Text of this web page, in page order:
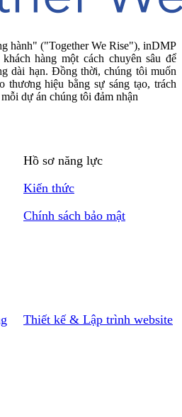
hành" ("Together We Rise"), inDMP
hàng một cách chuyên sâu để
dài hạn. Đồng thời, chúng tôi muốn
thương hiệu bằng sự sáng tạo, trách
dự án chúng tôi đảm nhận
Hồ sơ năng lực
Kiến thức
Chính sách bảo mật
Thiết kế & Lập trình website